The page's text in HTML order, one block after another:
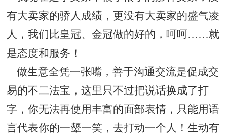
有大卖家的骄人成绩，更没有大卖家的盛气凌
人，我们比皇冠、金冠做的好的，呵呵……就
是态度和服务！
做生意全凭一张嘴，善于沟通交流是促成交
易的不二法宝，这里只不过把说话换成了打
字，你无法再使用丰富的面部表情，只能用语
言代表你的一颦一笑，去打动一个人！生动有